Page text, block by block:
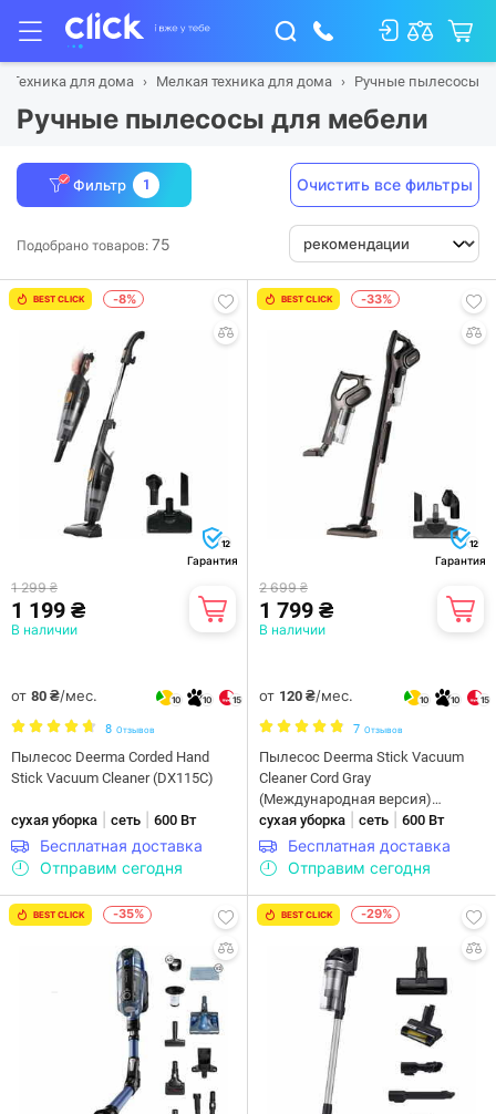
Техника для дома Мелкая техника для дома Ручные пылесосы
Ручные пылесосы для мебели
Фильтр 1 Очистить все фильтры
Подобрано товаров: 75
BEST CLICK -8%
12
Гарантия
1 299 ₴
1 199 ₴
В наличии
от 80 ₴/мес. 10 10 15
8 Отзывов
Пылесос Deerma Corded Hand
Stick Vacuum Cleaner (DX115C)
сухая уборка сеть 600 Вт
Бесплатная доставка
Отправим сегодня
BEST CLICK -33%
12
Гарантия
2 699 ₴
1 799 ₴
В наличии
от 120 ₴/мес. 10 10 15
7 Отзывов
Пылесос Deerma Stick Vacuum
Cleaner Cord Gray
(Международная версия)
(DX700S)
сухая уборка сеть 600 Вт
Бесплатная доставка
Отправим сегодня
BEST CLICK -35% BEST CLICK -29%